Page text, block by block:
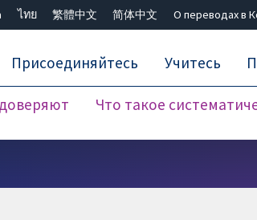
ไทย 繁體中文 简体中文 О переводах в
Что такое
Присоединяйтесь Учитесь